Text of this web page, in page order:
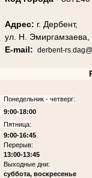
Адрес: г. Дербент,
ул. Н. Эмиргамзаева,
E-mail: derbent-
Понедельник - четверг:
9:00-18:00
Пятница:
9:00-16:45
Перерыв:
13:00-13:45
Выходные дни:
суббота, воскресенье